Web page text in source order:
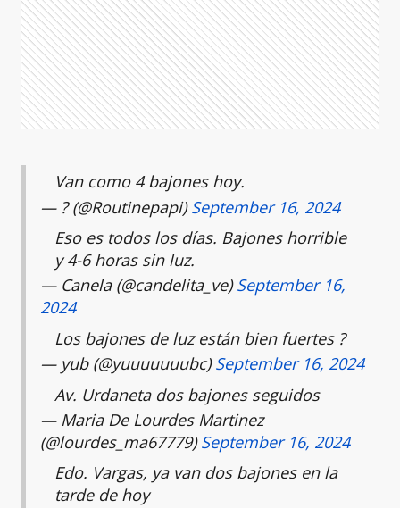
Van como 4 bajones hoy.
— ? (@Routinepapi)September 16, 2024
Eso es todos los días. Bajones horrible
y 4-6 horas sin luz.
— Canela (@candelita_ve)September 16,
2024
Los bajones de luz están bien fuertes ?
— yub (@yuuuuuuubc)September 16, 2024
Av. Urdaneta dos bajones seguidos
— Maria De Lourdes Martinez
(@lourdes_ma67779)September 16, 2024
Edo. Vargas, ya van dos bajones en la
tarde de hoy